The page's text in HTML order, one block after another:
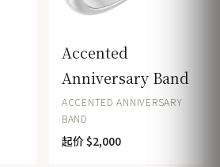
Accented
Anniversary Band
ACCENTED ANNIVERSARY
BAND
起价 $2,000